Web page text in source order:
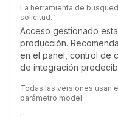
La herramienta de
solicitud.
Acceso gestionado
producción.
en el panel, control de
de integración
Todas las versiones usan
parámetro model.